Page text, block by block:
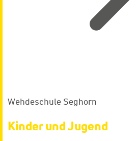
Wehdeschule Seghorn
Kinder und Jugend